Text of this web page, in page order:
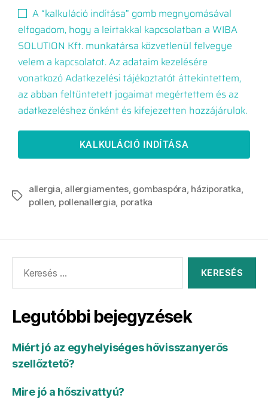
A “kalkuláció indítása” gomb megnyomásával
elfogadom, hogy a leírtakkal kapcsolatban a WIBA
SOLUTION Kft. munkatársa közvetlenül felvegye
velem a kapcsolatot. Az adataim kezelésére
vonatkozó Adatkezelési tájékoztatót áttekintettem,
az abban feltüntetett jogaimat megértettem és az
adatkezeléshez önként és kifejezetten hozzájárulok.
KALKULÁCIÓ INDÍTÁSA
allergia, allergiamentes, gombaspóra, háziporatka,
pollen, pollenallergia, poratka
Legutóbbi bejegyzések
Miért jó az egyhelyiséges hővisszanyerős
szellőztető?
Mire jó a hőszivattyú?